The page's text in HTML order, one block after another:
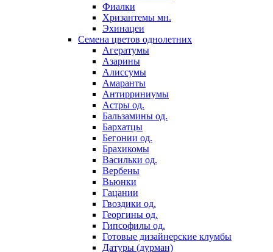
Фиалки
Хризантемы мн.
Эхинацеи
Семена цветов однолетних
Агератумы
Азарины
Алиссумы
Амаранты
Антирриниумы
Астры од.
Бальзамины од.
Бархатцы
Бегонии од.
Брахикомы
Васильки од.
Вербены
Вьюнки
Гацании
Гвоздики од.
Георгины од.
Гипсофилы од.
Готовые дизайнерские клумбы
Датуры (дурман)